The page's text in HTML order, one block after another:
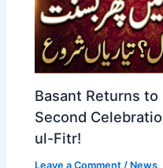
Basant Returns
Second
ul-Fitr!
Leave a Comment / News,